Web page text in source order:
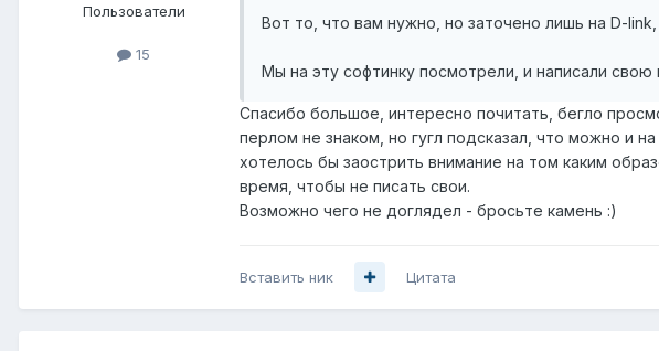
Пользователи
15
Вот то, что вам нужно, но заточено лишь на D-
Мы на эту софтинку посмотрели, и написали свою
Спасибо большое, интересно почитать, бегло
перлом не знаком, но гугл подсказал, что можно и
хотелось бы заострить внимание на том каким
время, чтобы не писать свои.
Возможно чего не доглядел - бросьте камень :)
Вставить ник Цитата